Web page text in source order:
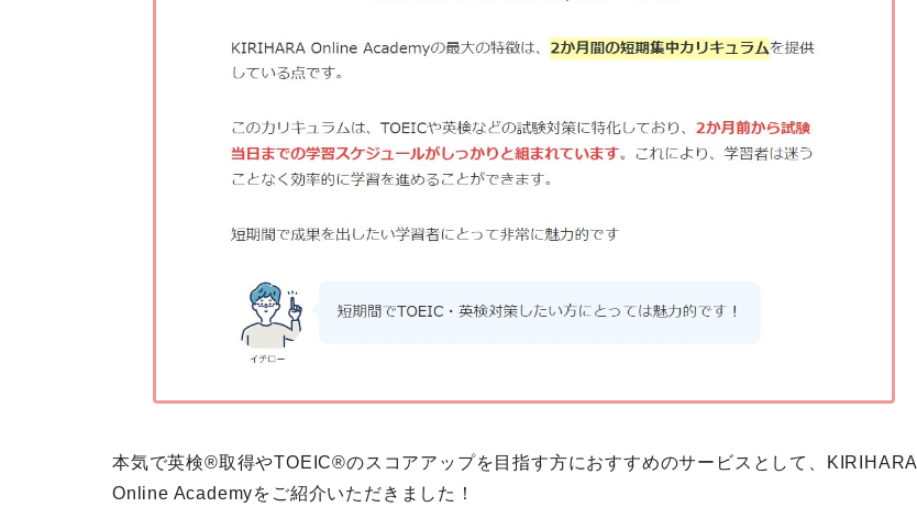
本気で英検®取得やTOEIC®のスコアアップを目指す方におすすめのサービスとして、KIRIHARA
Online Academyをご紹介いただきました！